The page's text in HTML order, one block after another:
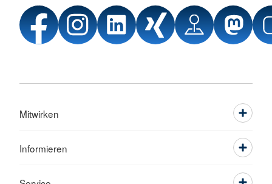
Mitwirken
Informieren